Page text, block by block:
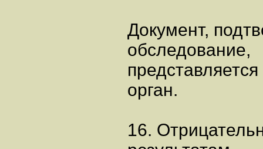
Документ,
обследование,
орган.
16.